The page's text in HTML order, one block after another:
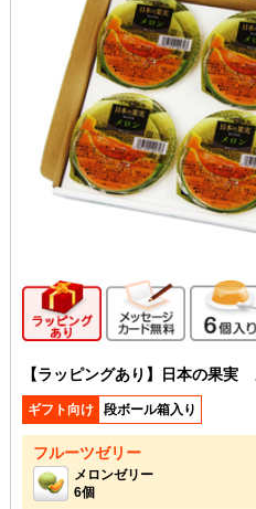
ギフト向け商品
メッセ
【ラッピングあり】日本の果実
ギフト向け 段ボール箱入り
フルーツゼリー
メロンゼリー
6個